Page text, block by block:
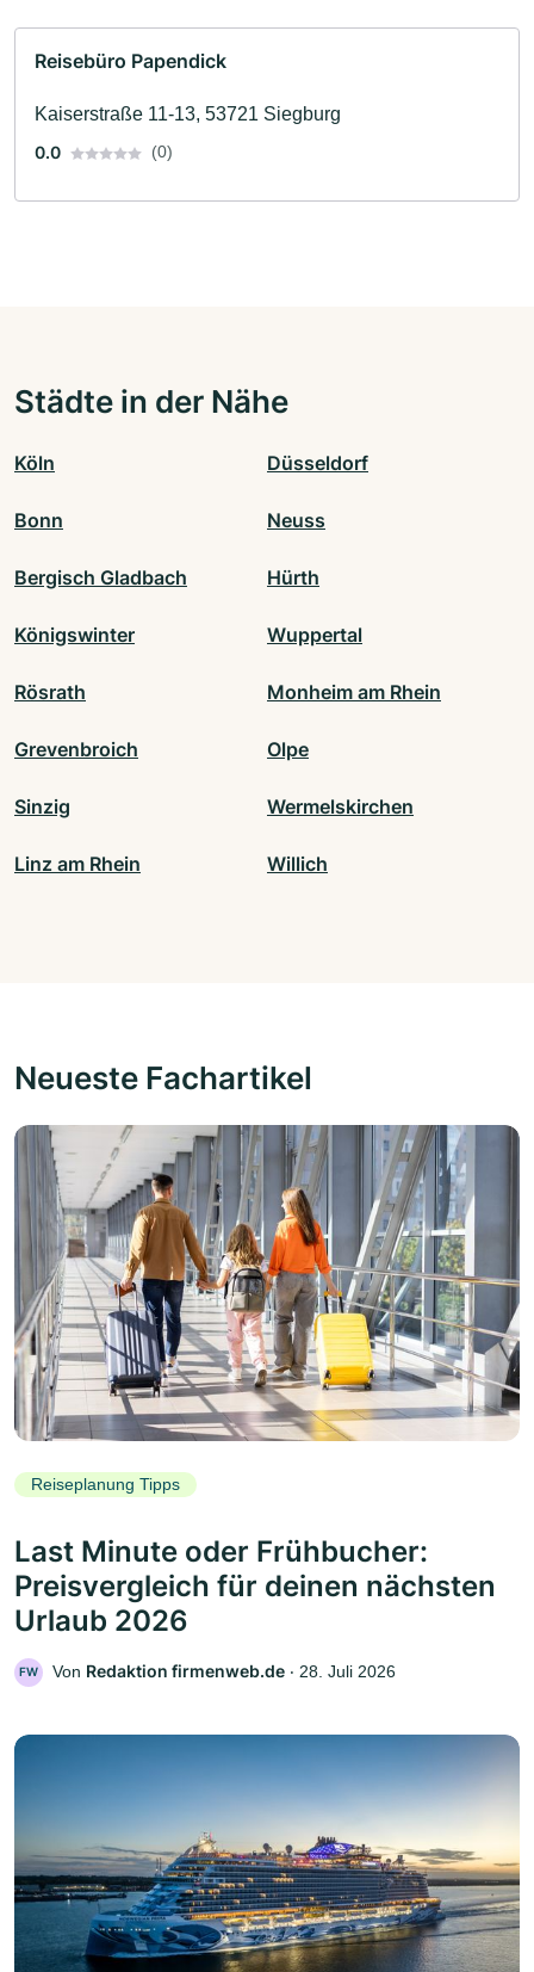
Reisebüro Papendick
Kaiserstraße 11-13, 53721 Siegburg
0.0
(0)
Städte in der Nähe
Köln Düsseldorf
Bonn Neuss
Bergisch Gladbach Hürth
Königswinter Wuppertal
Rösrath Monheim am Rhein
Grevenbroich Olpe
Sinzig Wermelskirchen
Linz am Rhein Willich
Neueste Fachartikel
Reiseplanung Tipps
Last Minute oder Frühbucher:
Preisvergleich für deinen nächsten
Urlaub 2026
FW Von Redaktion firmenweb.de ‧ 28. Juli 2026